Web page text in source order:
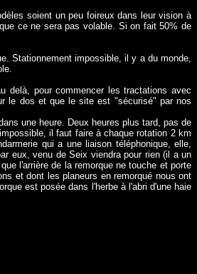
soient un peu foireux dans leur vision à
ce ne sera pas volable. Si on fait 50% de
Stationnement impossible, il y a du monde,
delà, pour commencer les tractations avec
le dos et que le site est "sécurisé" par nos
une heure. Deux heures plus tard, pas de
il faut faire à chaque rotation 2 km
qui a une liaison téléphonique, elle,
eux, venu de Seix viendra pour rien (il a un
l'arrière de la remorque ne touche et porte
et dont les planeurs en remorqué nous ont
est posée dans l'herbe à l'abri d'une haie